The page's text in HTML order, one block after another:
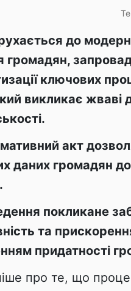
до
громадян,
ключових
викликає жваві
акт
даних громадян
покликане
та
придатності
про те, що процес